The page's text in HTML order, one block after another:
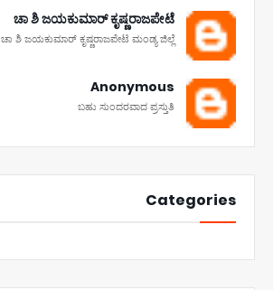
ಚಾ ಶಿ ಜಯಕುಮಾರ್ ಕೃಷ್ಣರಾಜಪೇಟೆ
ಚಾ ಶಿ ಜಯಕುಮಾರ್ ಕೃಷ್ಣರಾಜಪೇಟೆ ಮಂಡ್ಯ ಜಿಲ್ಲೆ
Anonymous
ಬಹು ಸುಂದರವಾದ ಪ್ರಸ್ತುತಿ
Categories